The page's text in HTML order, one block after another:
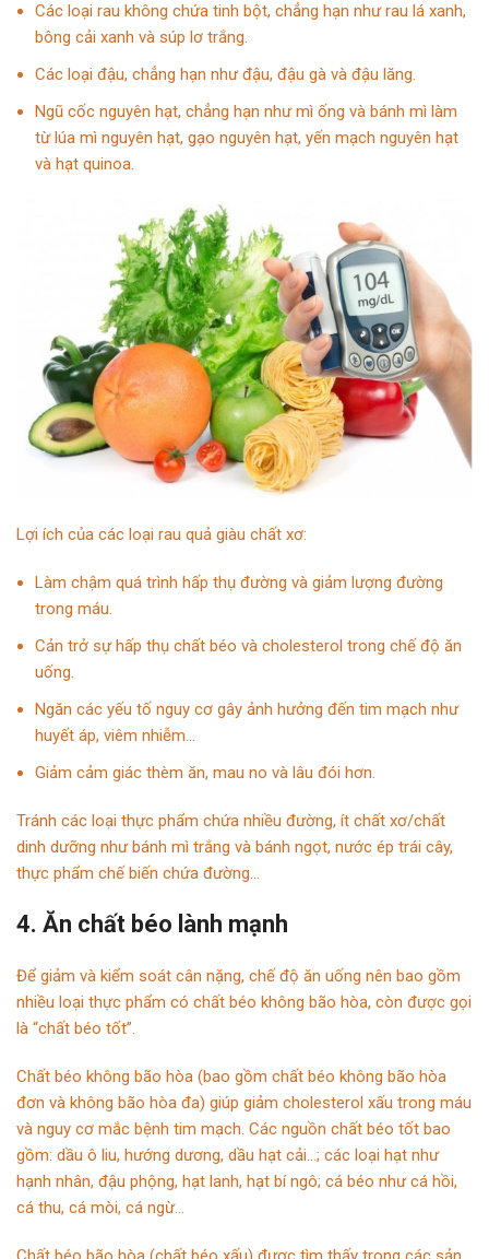
Các loại rau không chứa tinh bột, chẳng hạn như rau lá xanh,
bông cải xanh và súp lơ trắng.
Các loại đậu, chẳng hạn như đậu, đậu gà và đậu lăng.
Ngũ cốc nguyên hạt, chẳng hạn như mì ống và bánh mì làm
từ lúa mì nguyên hạt, gạo nguyên hạt, yến mạch nguyên hạt
và hạt quinoa.
Lợi ích của các loại rau quả giàu chất xơ:
Làm chậm quá trình hấp thụ đường và giảm lượng đường
trong máu.
Cản trở sự hấp thụ chất béo và cholesterol trong chế độ ăn
uống.
Ngăn các yếu tố nguy cơ gây ảnh hưởng đến tim mạch như
huyết áp, viêm nhiễm…
Giảm cảm giác thèm ăn, mau no và lâu đói hơn.
Tránh các loại thực phẩm chứa nhiều đường, ít chất xơ/chất
dinh dưỡng như bánh mì trắng và bánh ngọt, nước ép trái cây,
thực phẩm chế biến chứa đường…
4. Ăn chất béo lành mạnh
Để giảm và kiểm soát cân nặng, chế độ ăn uống nên bao gồm
nhiều loại thực phẩm có chất béo không bão hòa, còn được gọi
là “chất béo tốt”.
Chất béo không bão hòa (bao gồm chất béo không bão hòa
đơn và không bão hòa đa) giúp giảm cholesterol xấu trong máu
và nguy cơ mắc bệnh tim mạch. Các nguồn chất béo tốt bao
gồm: dầu ô liu, hướng dương, dầu hạt cải…; các loại hạt như
hạnh nhân, đậu phộng, hạt lanh, hạt bí ngô; cá béo như cá hồi,
cá thu, cá mòi, cá ngừ…